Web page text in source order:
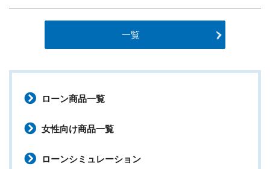
一覧
ローン商品一覧
女性向け商品一覧
ローンシミュレーション